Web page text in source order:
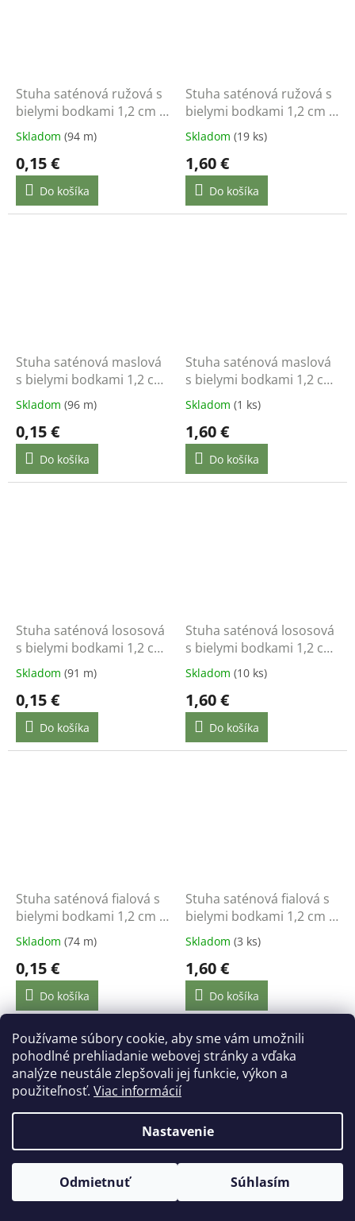
Používame súbory cookie, aby sme vám umožnili
pohodlné prehliadanie webovej stránky a vďaka
analýze neustále zlepšovali jej funkcie, výkon a
použiteľnosť. Viac informácií
Nastavenie
Odmietnuť Súhlasím
Stuha saténová ružová s
bielymi bodkami 1,2 cm /
1 m
Skladom (94 m)
0,15 €
Do košíka
Stuha saténová ružová s
bielymi bodkami 1,2 cm /
22 m
Skladom (19 ks)
1,60 €
Do košíka
Stuha saténová maslová
s bielymi bodkami 1,2 cm
/ 1 m
Skladom (96 m)
0,15 €
Do košíka
Stuha saténová maslová
s bielymi bodkami 1,2 cm
/ 22 m
Skladom (1 ks)
1,60 €
Do košíka
Stuha saténová lososová
s bielymi bodkami 1,2 cm
/ 1 m
Skladom (91 m)
0,15 €
Do košíka
Stuha saténová lososová
s bielymi bodkami 1,2 cm
/ 22 m
Skladom (10 ks)
1,60 €
Do košíka
Stuha saténová fialová s
bielymi bodkami 1,2 cm /
1 m
Skladom (74 m)
0,15 €
Do košíka
Stuha saténová fialová s
bielymi bodkami 1,2 cm /
22 m
Skladom (3 ks)
1,60 €
Do košíka
Stuha saténová červená s
bielymi bodkami 1,2 cm /
1 m
Stuha saténová červená s
bielymi bodkami 1,2 cm /
22 m